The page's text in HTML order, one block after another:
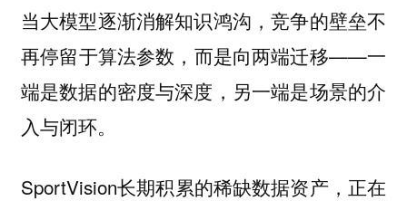
当大模型逐渐消解知识鸿沟，竞争的壁垒不
再停留于算法参数，而是向两端迁移——一
端是数据的密度与深度，另一端是场景的介
入与闭环。
SportVision长期积累的稀缺数据资产，正在